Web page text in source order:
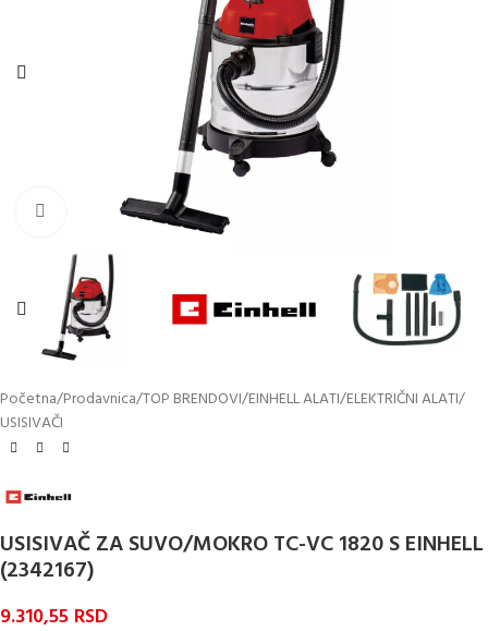
Kliknite za uvećanje
Početna/Prodavnica/TOP BRENDOVI/EINHELL ALATI/ELEKTRIČNI ALATI/
USISIVAČI
USISIVAČ ZA SUVO/MOKRO TC-VC 1820 S EINHELL
(2342167)
9.310,55 RSD